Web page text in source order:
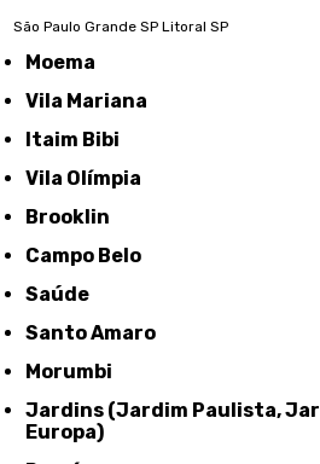
São Paulo Grande SP Litoral SP
Moema
Vila Mariana
Itaim Bibi
Vila Olímpia
Brooklin
Campo Belo
Saúde
Santo Amaro
Morumbi
Jardins (Jardim Paulista, Jardim América, Jardim
Europa)